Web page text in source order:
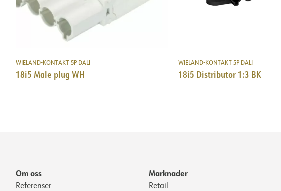
WIELAND-KONTAKT 5P DALI
18i5 Male plug WH
WIELAND-KONTAKT 5P DALI
18i5 Distributor 1:3 BK
Om oss
Referenser
Marknader
Retail